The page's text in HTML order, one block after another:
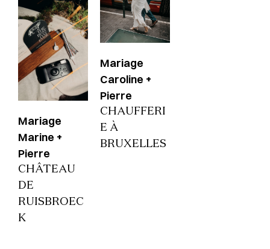
Mariage
Marine +
Pierre
CHÂTEAU
DE
RUISBROEC
K
Mariage
Caroline +
Pierre
CHAUFFERI
E À
BRUXELLES